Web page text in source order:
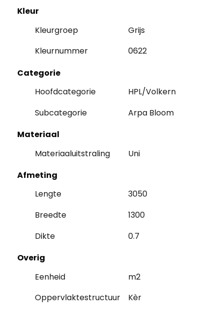
Kleur
Kleurgroep
Grijs
Kleurnummer
0622
Categorie
Hoofdcategorie
HPL/Volkern
Subcategorie
Arpa Bloom
Materiaal
Materiaaluitstraling
Uni
Afmeting
Lengte
3050
Breedte
1300
Dikte
0.7
Overig
Eenheid
m2
Oppervlaktestructuur
Kèr